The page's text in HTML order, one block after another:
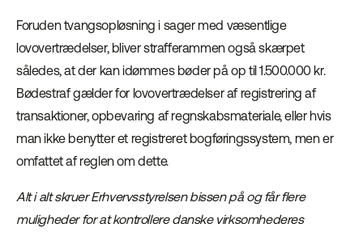
Foruden tvangsopløsning i sager med væsentlige
lovovertrædelser, bliver strafferammen også skærpet
således, at der kan idømmes bøder på op til 1.500.000 kr.
Bødestraf gælder for lovovertrædelser af registrering af
transaktioner, opbevaring af regnskabsmateriale, eller hvis
man ikke benytter et registreret bogføringssystem, men er
omfattet af reglen om dette.
Alt i alt skruer Erhvervsstyrelsen bissen på og får flere
muligheder for at kontrollere danske virksomhederes